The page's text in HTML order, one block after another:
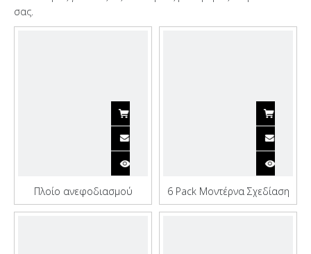
σας.
Πλοίο ανεφοδιασμού
πετρελαιοφόρων από
6 Pack Μοντέρνα Σχεδίαση
3000 DWT Oil Tanker Ship